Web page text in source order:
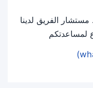
الفريق لدينا
لمساعدتكم